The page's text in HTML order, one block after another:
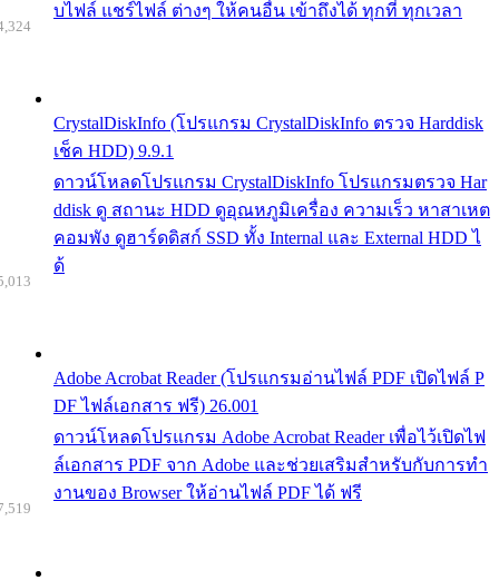
บไฟล์ แชร์ไฟล์ ต่างๆ ให้คนอื่น เข้าถึงได้ ทุกที่ ทุกเวลา
CrystalDiskInfo (โปรแกรม CrystalDiskInfo ตรวจ Harddisk
เช็ค HDD) 9.9.1
ดาวน์โหลดโปรแกรม CrystalDiskInfo โปรแกรมตรวจ Har
ddisk ดู สถานะ HDD ดูอุณหภูมิเครื่อง ความเร็ว หาสาเหต
คอมพัง ดูฮาร์ดดิสก์ SSD ทั้ง Internal และ External HDD ไ
ด้
Adobe Acrobat Reader (โปรแกรมอ่านไฟล์ PDF เปิดไฟล์ P
DF ไฟล์เอกสาร ฟรี) 26.001
ดาวน์โหลดโปรแกรม Adobe Acrobat Reader เพื่อไว้เปิดไฟ
ล์เอกสาร PDF จาก Adobe และช่วยเสริมสำหรับกับการทำ
งานของ Browser ให้อ่านไฟล์ PDF ได้ ฟรี